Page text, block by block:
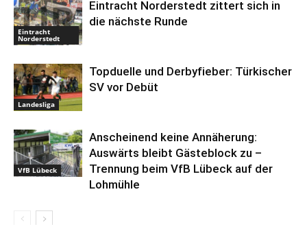
Eintracht
Norderstedt
Eintracht Norderstedt zittert sich in
die nächste Runde
Landesliga
Topduelle und Derbyfieber: Türkischer
SV vor Debüt
VfB Lübeck
Anscheinend keine Annäherung:
Auswärts bleibt Gästeblock zu –
Trennung beim VfB Lübeck auf der
Lohmühle